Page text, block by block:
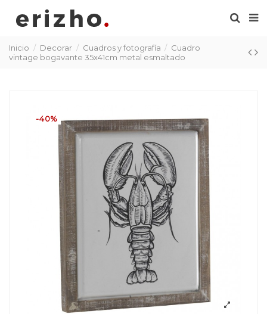
Inicio Decorar Cuadros y fotografía
Cuadro
vintage bogavante 35x41cm metal esmaltado
-40%